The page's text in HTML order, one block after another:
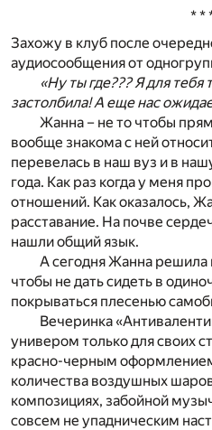
* *
Захожу в клуб после
аудиосообщения от
«Ну ты где??? Я для тебя
застолбила! А еще нас
Жанна – не то чтобы
вообще знакома с ней
перевелась в наш вуз и в
года. Как раз когда у меня
отношений. Как оказалось,
расставание. На почве
нашли общий язык.
А сегодня Жанна
чтобы не дать сидеть в
покрываться плесенью
Вечеринка
универом только для своих
красно-черным
количества воздушных
композициях, забойной
совсем не упадническим